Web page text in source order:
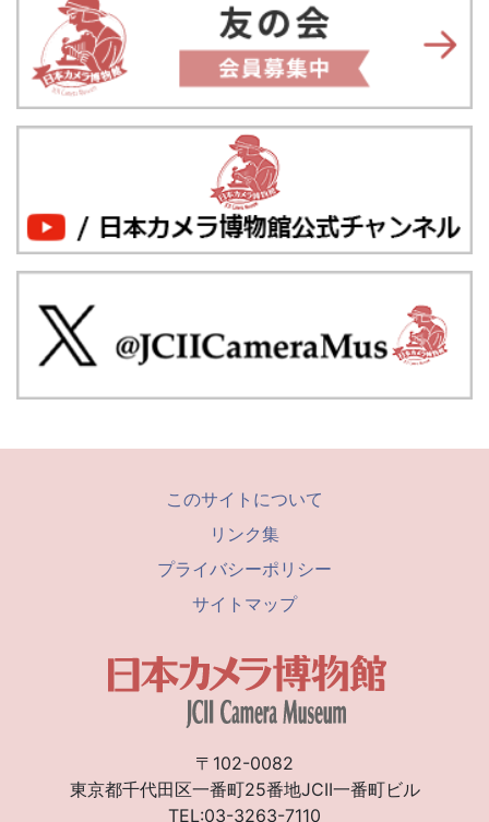
このサイトについて
リンク集
プライバシーポリシー
サイトマップ
〒102-0082
東京都千代田区一番町25番地JCII一番町ビル
TEL:03-3263-7110